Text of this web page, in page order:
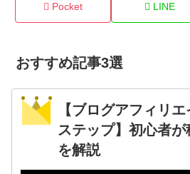
Pocket LINE
おすすめ記事3選
【ブログアフィリ
ステップ】初心者
を解説